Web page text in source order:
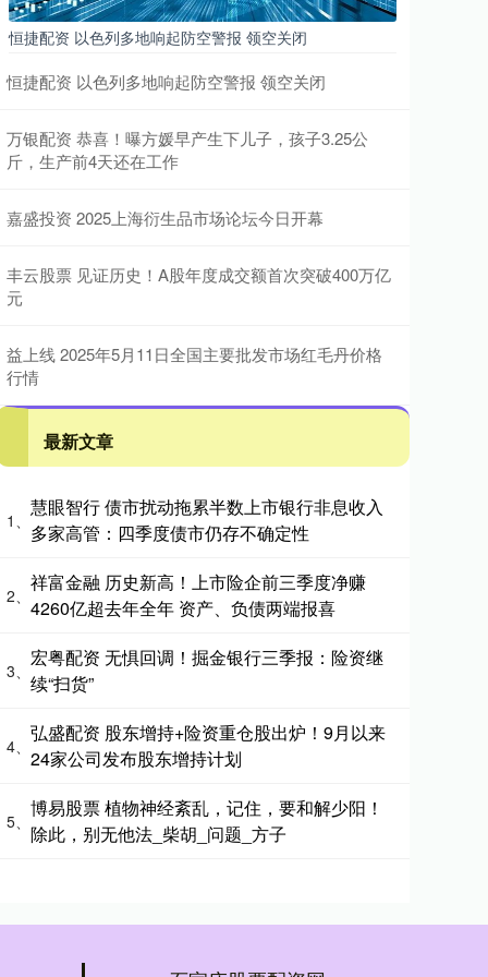
恒捷配资 以色列多地响起防空警报 领空关闭
恒捷配资 以色列多地响起防空警报 领空关闭
万银配资 恭喜！曝方媛早产生下儿子，孩子3.25公
斤，生产前4天还在工作
嘉盛投资 2025上海衍生品市场论坛今日开幕
丰云股票 见证历史！A股年度成交额首次突破400万亿
元
益上线 2025年5月11日全国主要批发市场红毛丹价格
行情
最新文章
1、
慧眼智行 债市扰动拖累半数上市银行非息收入
多家高管：四季度债市仍存不确定性
2、
祥富金融 历史新高！上市险企前三季度净赚
4260亿超去年全年 资产、负债两端报喜
3、
宏粤配资 无惧回调！掘金银行三季报：险资继
续“扫货”
4、
弘盛配资 股东增持+险资重仓股出炉！9月以来
24家公司发布股东增持计划
5、
博易股票 植物神经紊乱，记住，要和解少阳！
除此，别无他法_柴胡_问题_方子